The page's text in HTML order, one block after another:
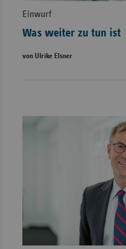
Einwurf
Was weiter zu tun ist
von Ulrike Elsner